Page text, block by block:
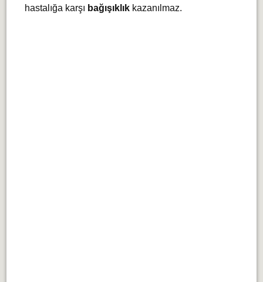
hastalığa karşı bağışıklıkkazanılmaz.